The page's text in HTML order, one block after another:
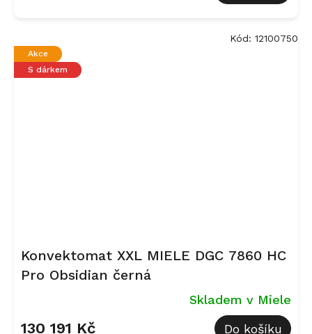
Akce
S dárkem
Konvektomat XXL MIELE DGC 7860 HC
Pro Obsidian černá
Skladem v Miele
130 191 Kč Do košíku
Kód: 12100750